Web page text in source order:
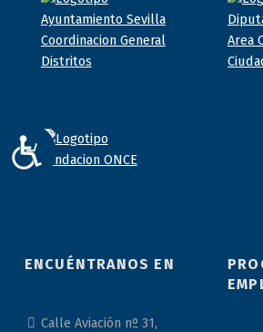
ACCESIBILIDAD
ENCUÉNTRANOS EN
Calle Aviación nº 31,